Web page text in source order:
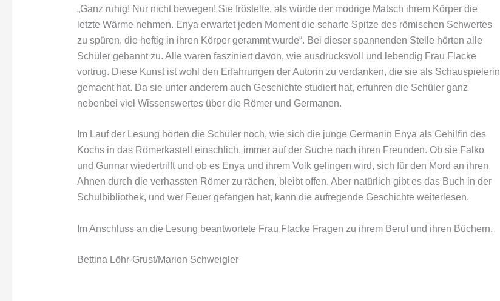
„Ganz ruhig! Nur nicht bewegen! Sie fröstelte, als würde der modrige Matsch ihrem Körper die
letzte Wärme nehmen. Enya erwartet jeden Moment die scharfe Spitze des römischen Schwertes
zu spüren, die heftig in ihren Körper gerammt wurde“. Bei dieser spannenden Stelle hörten alle
Schüler gebannt zu. Alle waren fasziniert davon, wie ausdrucksvoll und lebendig Frau Flacke
vortrug. Diese Kunst ist wohl den Erfahrungen der Autorin zu verdanken, die sie als Schauspielerin
gemacht hat. Da sie unter anderem auch Geschichte studiert hat, erfuhren die Schüler ganz
nebenbei viel Wissenswertes über die Römer und Germanen.
Im Lauf der Lesung hörten die Schüler noch, wie sich die junge Germanin Enya als Gehilfin des
Kochs in das Römerkastell einschlich, immer auf der Suche nach ihren Freunden. Ob sie Falko
und Gunnar wiedertrifft und ob es Enya und ihrem Volk gelingen wird, sich für den Mord an ihren
Ahnen durch die verhassten Römer zu rächen, bleibt offen. Aber natürlich gibt es das Buch in der
Schulbibliothek, und wer Feuer gefangen hat, kann die aufregende Geschichte weiterlesen.
Im Anschluss an die Lesung beantwortete Frau Flacke Fragen zu ihrem Beruf und ihren Büchern.
Bettina Löhr-Grust/Marion Schweigler